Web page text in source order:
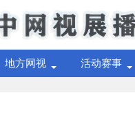
地方网视 活动赛事